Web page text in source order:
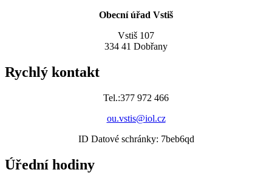
Obecní úřad Vstiš
Vstiš 107
334 41 Dobřany
Rychlý kontakt
Tel.:377 972 466
ou.vstis@iol.cz
ID Datové schránky: 7beb6qd
Úřední hodiny